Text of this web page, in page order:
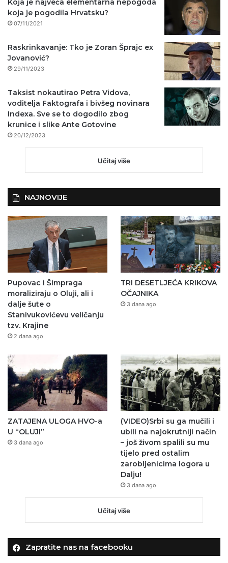
Koja je najveća elementarna nepogoda
koja je pogodila Hrvatsku?
07/11/2021
Raskrinkavanje: Tko je Zoran Šprajc ex
Jovanović?
29/11/2023
Taksist nokautirao Petra Vidova,
voditelja Faktografa i bivšeg novinara
Indexa. Sve se to dogodilo zbog
krunice i slike Ante Gotovine
20/12/2023
Učitaj više
NAJNOVIJE
Pupovac i Šimpraga
moraliziraju o Oluji, ali i
dalje šute o
Stanivukovićevu veličanju
tzv. Krajine
2 dana ago
TRI DESETLJEĆA KRIKOVA
OČAJNIKA
3 dana ago
ZATAJENA ULOGA HVO-a
U “OLUJI”
3 dana ago
(VIDEO)Srbi su ga mučili i
ubili na najokrutniji način
– još živom spalili su mu
tijelo pred ostalim
zarobljenicima logora u
Dalju!
3 dana ago
Učitaj više
Zapratite nas na facebooku